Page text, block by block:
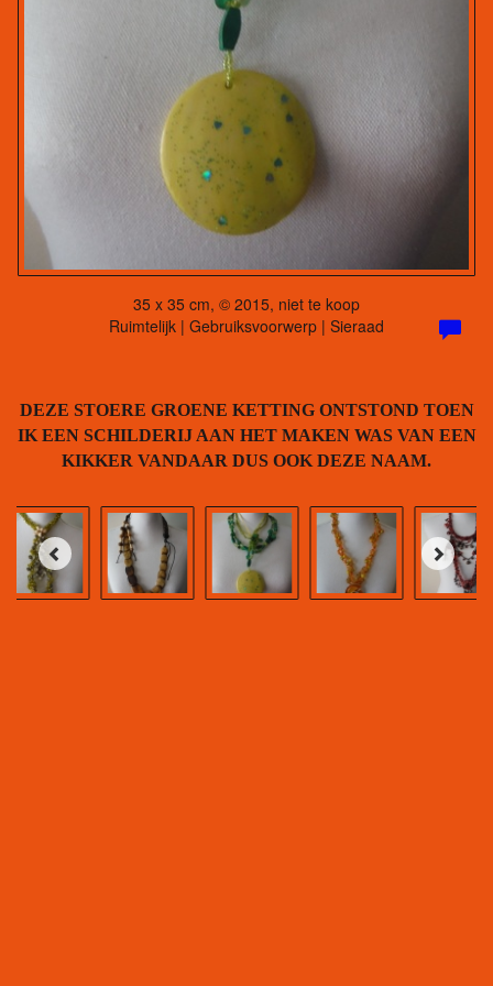
35 x 35 cm, © 2015, niet te koop
Ruimtelijk | Gebruiksvoorwerp | Sieraad
DEZE STOERE GROENE KETTING ONTSTOND TOEN
IK EEN SCHILDERIJ AAN HET MAKEN WAS VAN EEN
KIKKER VANDAAR DUS OOK DEZE NAAM.